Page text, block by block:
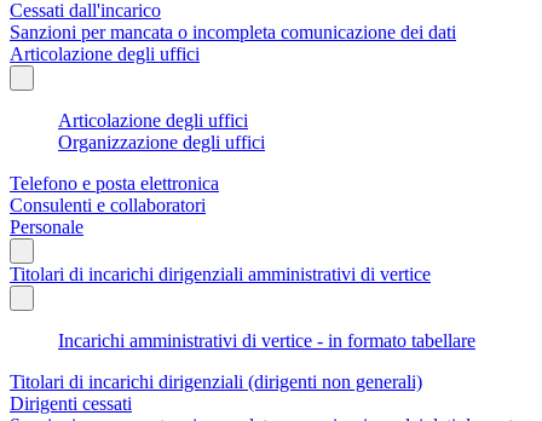
Cessati dall'incarico
Sanzioni per mancata o incompleta comunicazione dei dati
Articolazione degli uffici
Articolazione degli uffici
Organizzazione degli uffici
Telefono e posta elettronica
Consulenti e collaboratori
Personale
Titolari di incarichi dirigenziali amministrativi di vertice
Incarichi amministrativi di vertice - in formato tabellare
Titolari di incarichi dirigenziali (dirigenti non generali)
Dirigenti cessati